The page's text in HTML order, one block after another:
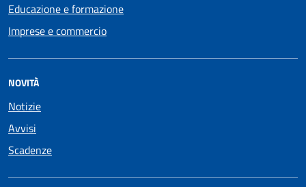
Educazione e formazione
Imprese e commercio
NOVITÀ
Notizie
Avvisi
Scadenze